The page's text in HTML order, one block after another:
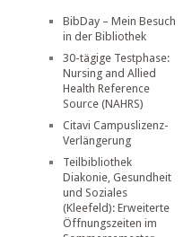
BibDay – Mein Besuch
in der Bibliothek
30-tägige Testphase:
Nursing and Allied
Health Reference
Source (NAHRS)
Citavi Campuslizenz-
Verlängerung
Teilbibliothek
Diakonie, Gesundheit
und Soziales
(Kleefeld): Erweiterte
Öffnungszeiten im